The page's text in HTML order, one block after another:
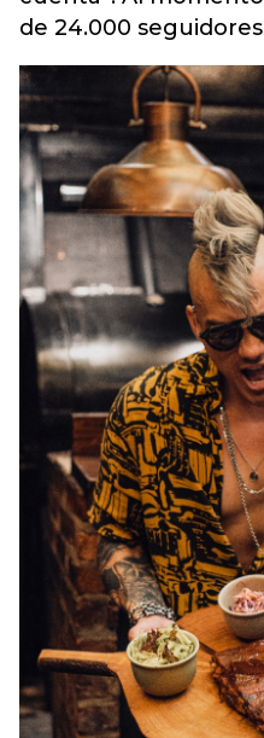
de 24.000